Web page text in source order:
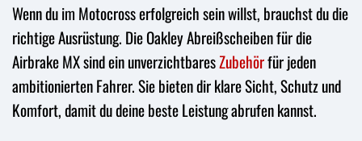
Wenn du im Motocross erfolgreich sein willst, brauchst du die
richtige Ausrüstung. Die Oakley Abreißscheiben für die
Airbrake MX sind ein unverzichtbaresZubehörfür jeden
ambitionierten Fahrer. Sie bieten dir klare Sicht, Schutz und
Komfort, damit du deine beste Leistung abrufen kannst.